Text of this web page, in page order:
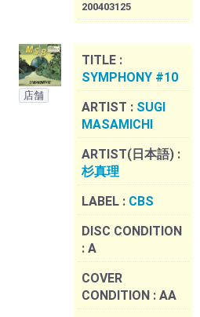
200403125
店舗
TITLE :
SYMPHONY #10
ARTIST : SUGI
MASAMICHI
ARTIST(日本語) :
杉真理
LABEL : CBS
DISC CONDITION
: A
COVER
CONDITION : AA